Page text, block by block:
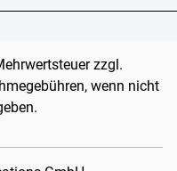
zzgl.
wenn nicht